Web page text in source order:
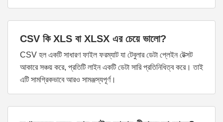
CSV কি XLS বা XLSX এর চেয়ে ভালো?
CSV হল একটি সাধারণ ফাইল ফরম্যাট যা টেবুলার ডেটা প্লেইন টেক্সট
আকারে সঞ্চয় করে, প্রতিটি লাইন একটি ডেটা সারি প্রতিনিধিত্ব করে। তাই
এটি সামগ্রিকভাবে আরও সামঞ্জস্যপূর্ণ।